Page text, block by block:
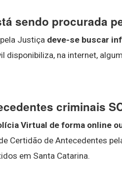
sendo procurada
Justiça deve-se buscar
disponibiliza, na internet,
criminais
Virtual de forma online
Certidão de Antecedentes
em Santa Catarina.